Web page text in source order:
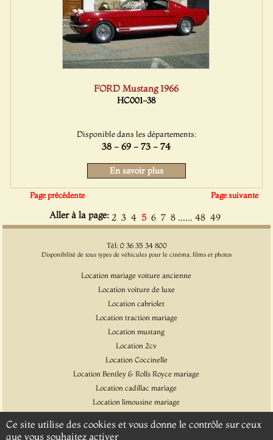
FORD Mustang 1966
HC001-38
Disponible dans les départements:
38 - 69 - 73 - 74
En savoir plus
Page précédente Page suivante
Aller à la page: 2 3 4 5 6 7 8 ...... 48 49
Tél: 0 36 35 34 800
Disponibilité de tous types de véhicules pour le cinéma, films et photos
Location mariage voiture ancienne
Location voiture de luxe
Location cabriolet
Location traction mariage
Location mustang
Location 2cv
Location Coccinelle
Location Bentley & Rolls Royce mariage
Location cadillac mariage
Location limousine mariage
Location Citroen DS
Ce site utilise des cookies et vous donne le contrôle sur ceux
que vous souhaitez activer